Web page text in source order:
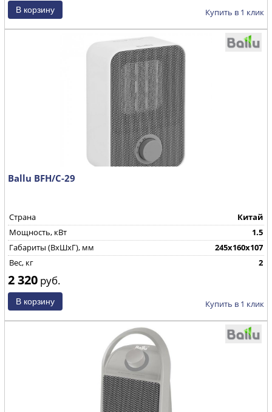
Купить в 1 клик
Ballu BFH/С-29
Страна
Китай
Мощность, кВт
1.5
Габариты (ВхШхГ), мм
245х160х107
Вес, кг
2
2 320 руб.
Купить в 1 клик